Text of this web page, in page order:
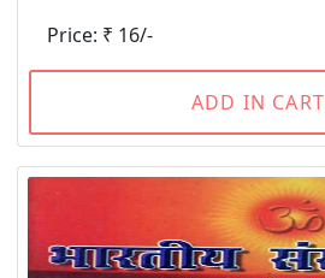
Price: ₹ 16/-
ADD IN CART